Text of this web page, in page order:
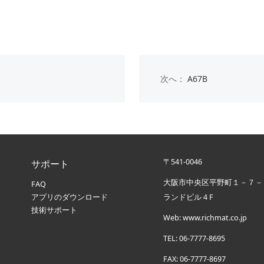
次へ： A67B
サポート
FAQ
アプリのダウンロード
技術サポート
〒541-0046
大阪市中央区平野町１－７
ランドビル４F
Web: www.richmat.co.jp
TEL: 06-7777-8695
FAX:06-7777-8697